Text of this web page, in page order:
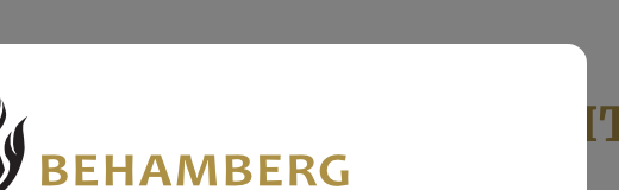
- SABRINA
Ein Ort zum Wohlfühlen und Entschleunigen.